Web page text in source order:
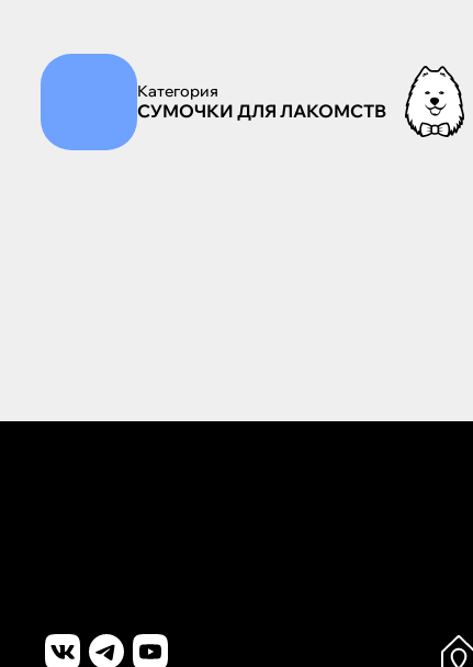
Категория
СУМОЧКИ ДЛЯ ЛАКОМСТВ